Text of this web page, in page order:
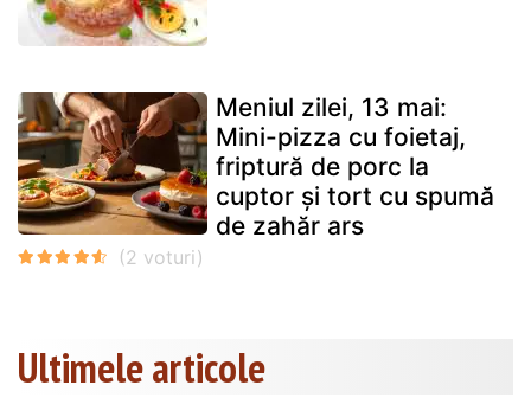
Meniul zilei, 13 mai:
Mini-pizza cu foietaj,
friptură de porc la
cuptor și tort cu spumă
de zahăr ars
Ultimele articole